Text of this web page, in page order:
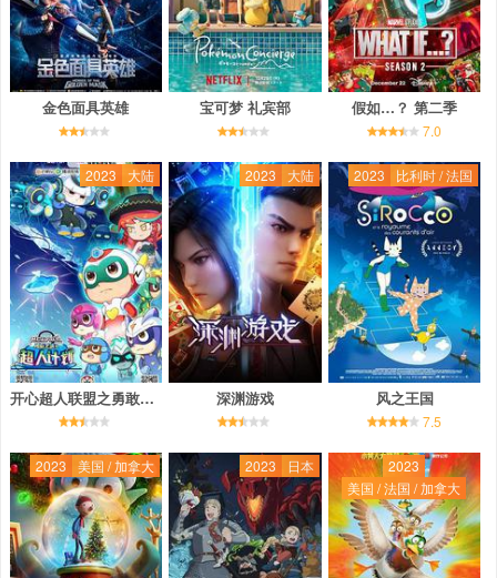
金色面具英雄 宝可梦 礼宾部 假如…？ 第二季
7.0
2023 大陆
开心超人联盟之勇敢之城2超人计划
2023 大陆
深渊游戏
2023 比利时 / 法国
风之王国
7.5
2023 美国 / 加拿大 2023 日本
2023
美国 / 法国 / 加拿大